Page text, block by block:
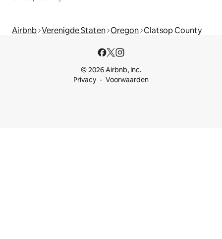
Airbnb Verenigde Staten Oregon Clatsop County
© 2026 Airbnb, Inc.
Privacy
Voorwaarden